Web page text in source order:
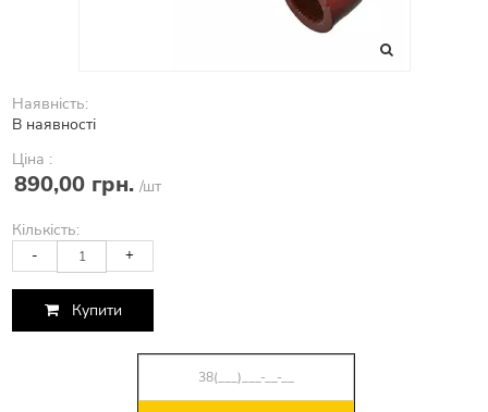
Наявність:
В наявності
Ціна :
890,00 грн. /шт
Кількість:
- +
Купити